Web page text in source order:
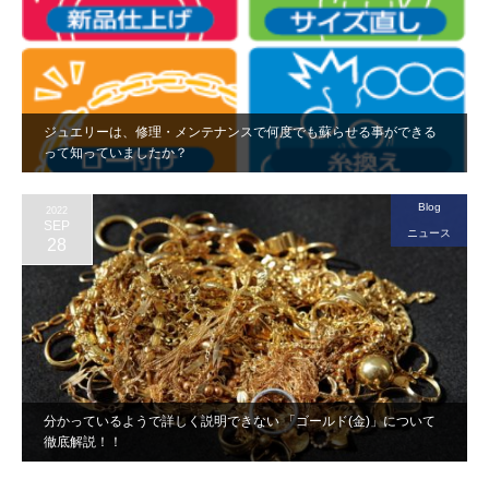
ジュエリーは、修理・メンテナンスで何度でも蘇らせる事ができる
って知っていましたか？
分かっているようで詳しく説明できない 「ゴールド(金)」について
徹底解説！！
2022
SEP
28
Blog
ニュース